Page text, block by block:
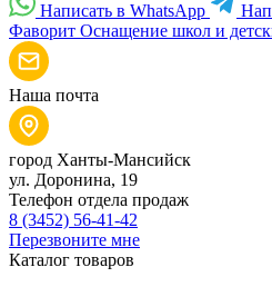
Написать в WhatsApp
Фаворит Оснащение школ и
Наша почта
город Ханты-Мансийск
ул. Доронина, 19
Телефон отдела продаж
8 (3452) 56-41-42
Перезвоните мне
Каталог товаров